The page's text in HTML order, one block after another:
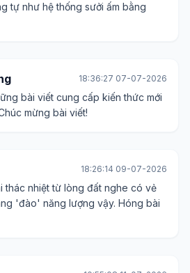
tự như hệ thống sưởi ấm bằng
18:36:27 07-07-2026
bài viết cung cấp kiến thức mới
mừng bài viết!
18:26:14 09-07-2026
thác nhiệt từ lòng đất nghe có vẻ
'đào' năng lượng vậy. Hóng bài